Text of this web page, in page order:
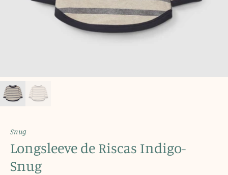
Snug
Longsleeve de Riscas Indigo-
Snug